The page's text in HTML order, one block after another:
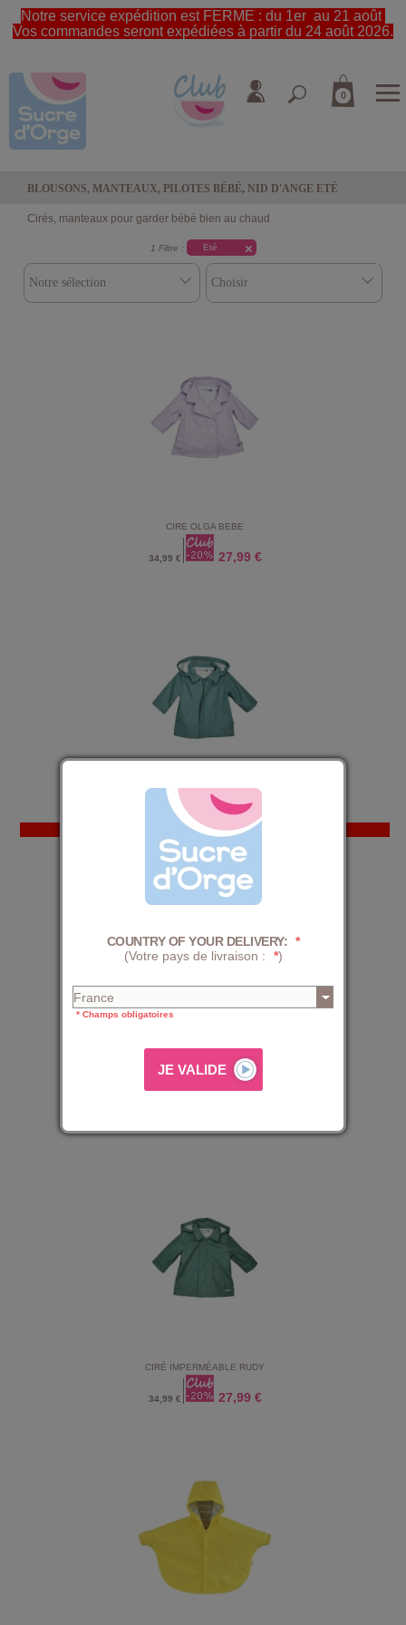
Notre service expédition est FERME : du 1er au 21 août
Vos commandes seront expédiées à partir du 24 août 2026.
0
BLOUSONS, MANTEAUX, PILOTES BÉBÉ, NID D'ANGE ETÉ
Cirés, manteaux pour garder bébé bien au chaud
1 Filtre : Eté
CIRE OLGA BEBE
34,99 € 27,99 €
CIRE ORSO BEBE
PROMO
34,99 € -29% 24,99 €
CIRÉ IMPERMÉABLE RUDY
34,99 € 27,99 €
COUNTRY OF YOUR DELIVERY: *
(Votre pays de livraison :
*)
* Champs obligatoires